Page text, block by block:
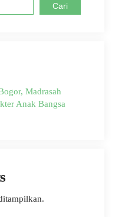
Cari
Madrasah
Anak Bangsa